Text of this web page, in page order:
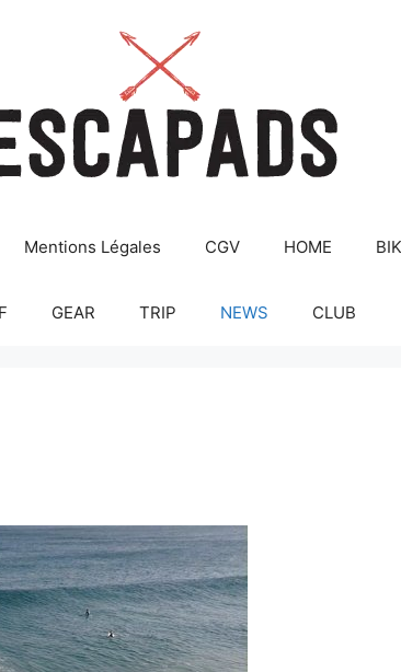
Mentions Légales CGV HOME
GEAR TRIP NEWS CLUB